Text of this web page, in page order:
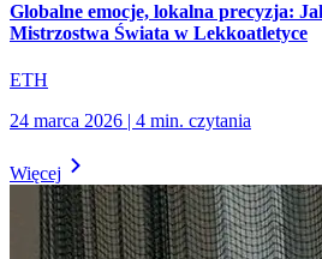
Globalne emocje, lokalna precyzja:
Mistrzostwa Świata w Lekkoatletyce
ETH
24 marca 2026 | 4 min. czytania
Więcej